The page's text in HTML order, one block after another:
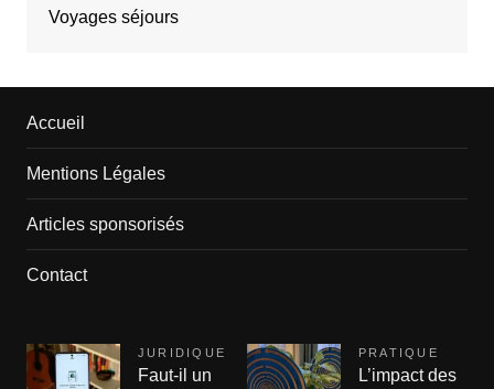
Voyages séjours
Accueil
Mentions Légales
Articles sponsorisés
Contact
JURIDIQUE
Faut-il un
PRATIQUE
L’impact des